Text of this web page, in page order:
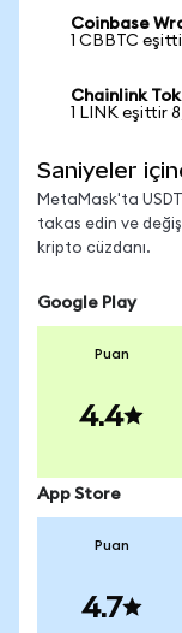
Coinbase
1 CBBTC
Chainlink
1 LINK eşittir
Saniyeler
MetaMask'ta USDT
takas edin ve
kripto cüzdanı.
Google Play
Puan
4.4
App Store
Puan
4.7